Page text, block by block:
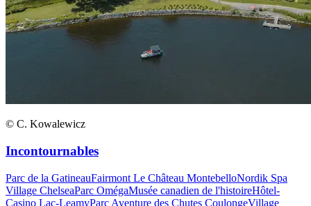
© C. Kowalewicz
Incontournables
Parc de la GatineauFairmont Le Château MontebelloNordik Spa
Village ChelseaParc OmégaMusée canadien de l'histoireHôtel-
Casino Lac-LeamyParc Aventure des Chutes CoulongeVillage